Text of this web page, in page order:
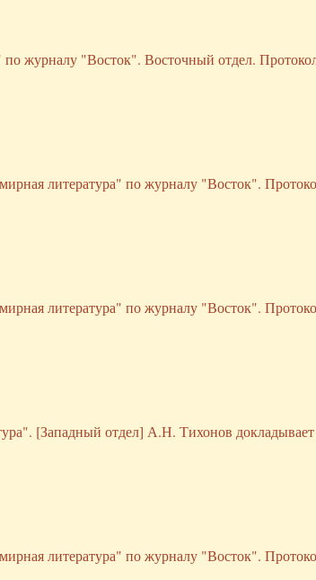
по журналу "Восток". Восточный отдел.
литература" по журналу "Восток".
литература" по журналу "Восток".
[Западный отдел] А.Н. Тихонов
литература" по журналу "Восток".